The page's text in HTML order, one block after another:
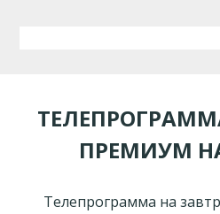
ПРЕМИУМ
Телепрограмма на